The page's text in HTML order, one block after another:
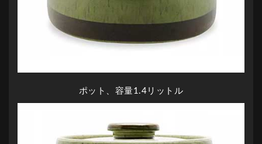
ポット、容量1.4リットル